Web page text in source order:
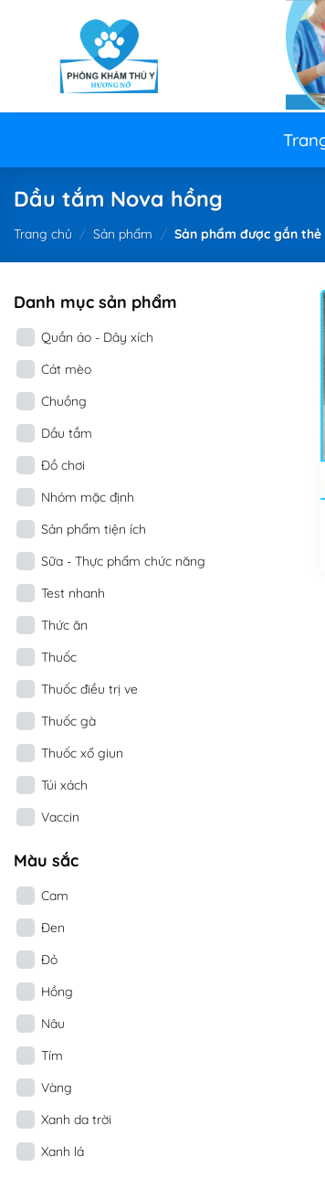
Dầu tắm Nova hồng
Trang chủ / Sản phẩm / Sản phẩm được gắn
Danh mục sản phẩm
Quần áo - Dây xích
Cát mèo
Chuồng
Dầu tắm
Đồ chơi
Nhóm mặc định
Sản phẩm tiện ích
Sữa - Thực phẩm chức năng
Test nhanh
Thức ăn
Thuốc
Thuốc điều trị ve
Thuốc gà
Thuốc xổ giun
Túi xách
Vaccin
Màu sắc
Cam
Đen
Đỏ
Hồng
Nâu
Tím
Vàng
Xanh da trời
Xanh lá